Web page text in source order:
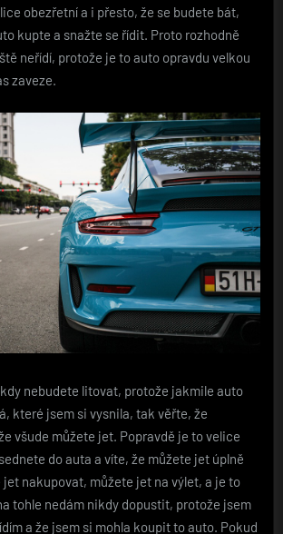
obezřetní a i přesto, že se budete bát,
kupte a snažte se řídit. Proto rozhodně
neřídí, protože je to auto opravdu velkou
zaveze.
nebudete litovat, protože jakmile auto
které jsem si vysnila, tak věřte, že
všude můžete jet. Popravdě je to velice
do auta a víte, že můžete jet úplně
nakupovat, můžete jet na výlet, a je to
tohle nedám nikdy dopustit, protože jsem
a že jsem si mohla koupit to auto. Pokud